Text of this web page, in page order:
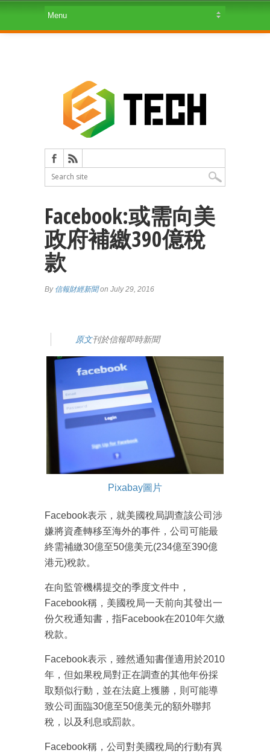
Facebook:或需向美
政府補繳390億稅
款
By 信報財經新聞on July 29, 2016
原文刊於信報即時新聞
Pixabay圖片
Facebook表示，就美國稅局調查該公司涉
嫌將資產轉移至海外的事件，公司可能最
終需補繳30億至50億美元(234億至390億
港元)稅款。
在向監管機構提交的季度文件中，
Facebook稱，美國稅局一天前向其發出一
份欠稅通知書，指Facebook在2010年欠繳
稅款。
Facebook表示，雖然通知書僅適用於2010
年，但如果稅局對正在調查的其他年份採
取類似行動，並在法庭上獲勝，則可能導
致公司面臨30億至50億美元的額外聯邦
稅，以及利息或罰款。
Facebook稱，公司對美國稅局的行動有異